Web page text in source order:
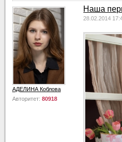
АДЕЛИНА Коблова
Авторитет: 80918
Наша
28.02.2014